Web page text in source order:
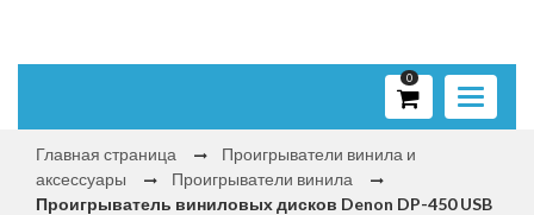
Toggle
0
Главная страница
Проигрыватели винила и
аксессуары
Проигрыватели винила
Проигрыватель виниловых дисков Denon DP-450 USB